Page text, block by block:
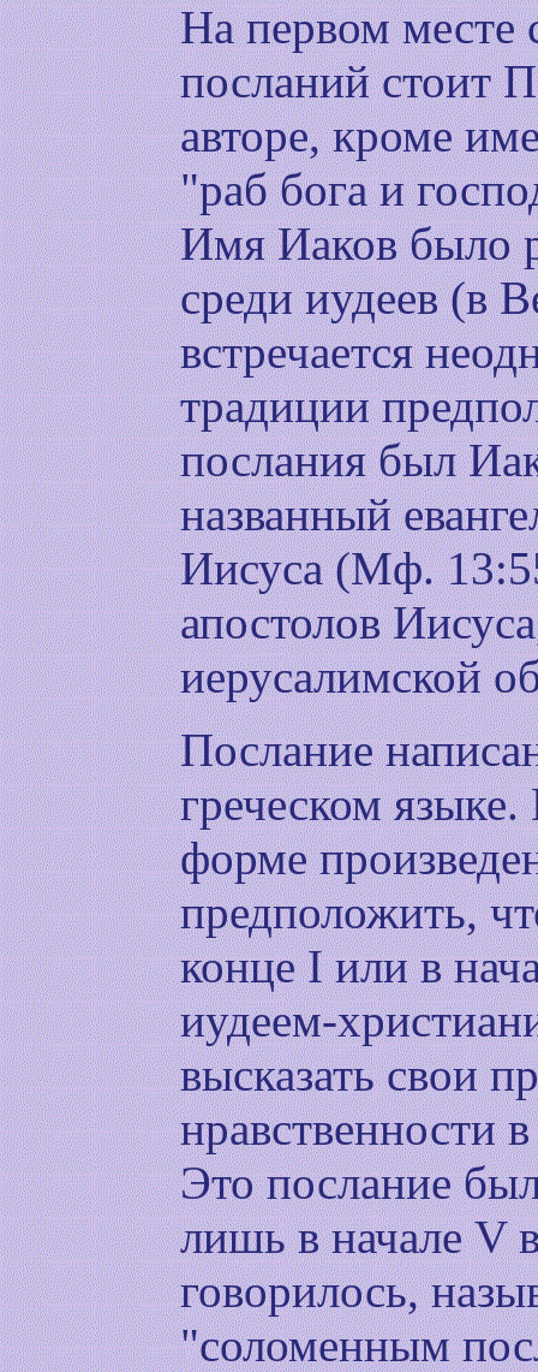
На первом месте
посланий стоит
авторе, кроме
"раб бога и
Имя Иаков было
среди иудеев (в
встречается
традиции
послания был
названный
Иисуса (Мф.
апостолов
иерусалимской
Послание
греческом
форме
предположить,
конце I или в
иудеем-
высказать свои
нравственности
Это послание
лишь в начале V
говорилось,
"соломенным